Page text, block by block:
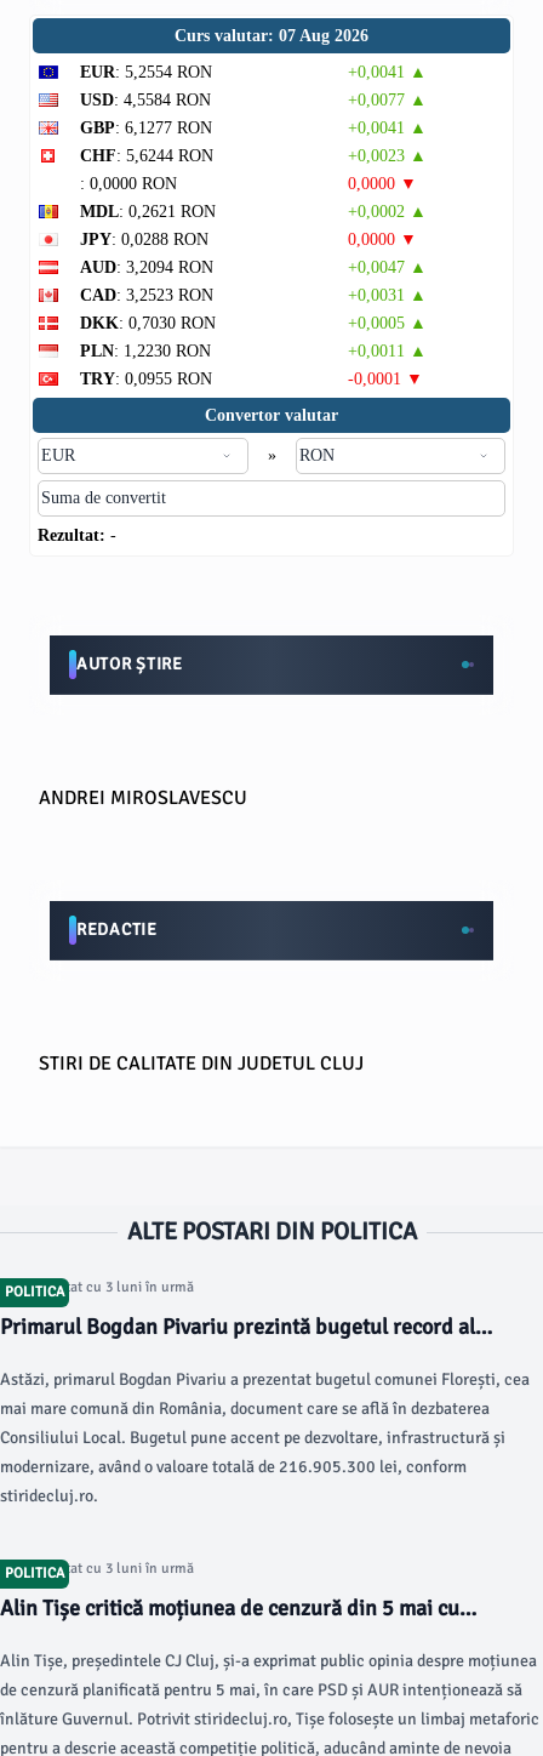
Curs valutar: 07 Aug 2026
EUR: 5,2554 RON
+0,0041 ▲
USD: 4,5584 RON
+0,0077 ▲
GBP: 6,1277 RON
+0,0041 ▲
CHF: 5,6244 RON
+0,0023 ▲
: 0,0000 RON
0,0000 ▼
MDL: 0,2621 RON
+0,0002 ▲
JPY: 0,0288 RON
0,0000 ▼
AUD: 3,2094 RON
+0,0047 ▲
CAD: 3,2523 RON
+0,0031 ▲
DKK: 0,7030 RON
+0,0005 ▲
PLN: 1,2230 RON
+0,0011 ▲
TRY: 0,0955 RON
-0,0001 ▼
Convertor valutar
»
Rezultat: -
AUTOR ȘTIRE
ANDREI MIROSLAVESCU
REDACTIE
STIRI DE CALITATE DIN JUDETUL CLUJ
ALTE POSTARI DIN POLITICA
POLITICA
Articol postat cu 3 luni în urmă
Primarul Bogdan Pivariu prezintă bugetul record al
Astăzi, primarul Bogdan Pivariu a prezentat bugetul comunei Florești, cea
mai mare comună din România, document care se află în dezbaterea
Consiliului Local. Bugetul pune accent pe dezvoltare, infrastructură și
modernizare, având o valoare totală de 216.905.300 lei, conform
stiridecluj.ro.
POLITICA
Articol postat cu 3 luni în urmă
Alin Tișe critică moțiunea de cenzură din 5 mai cu
Alin Tișe, președintele CJ Cluj, și-a exprimat public opinia despre moțiunea
de cenzură planificată pentru 5 mai, în care PSD și AUR intenționează să
înlăture Guvernul. Potrivit stiridecluj.ro, Tișe folosește un limbaj metaforic
pentru a descrie această competiție politică, aducând aminte de nevoia